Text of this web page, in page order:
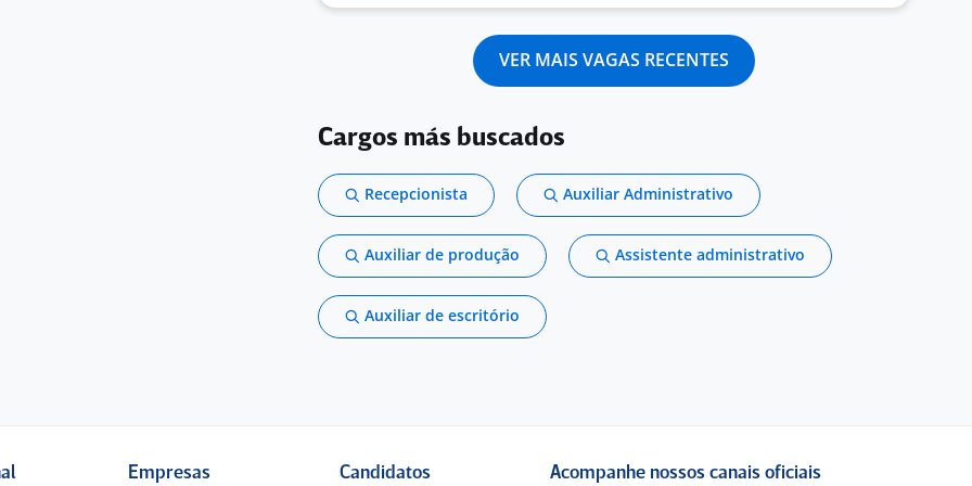
VER MAIS VAGAS RECENTES
Cargos más buscados
Recepcionista Auxiliar Administrativo
Auxiliar de produção Assistente administrativo
Auxiliar de escritório
Empresas Candidatos Acompanhe nossos canais oficiais